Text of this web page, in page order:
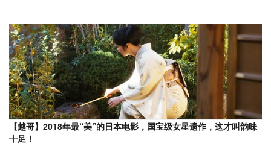
【越哥】2018年最“美”的日本电影，国宝级女星遗作，这才叫韵味
十足！